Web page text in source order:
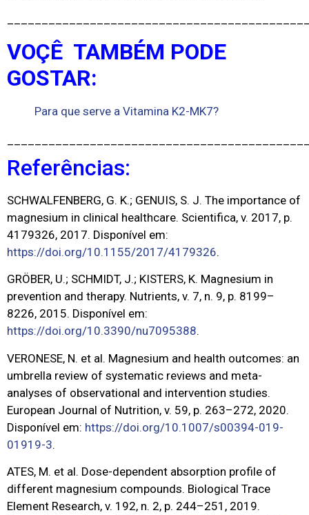
VOÇÊ TAMBÉM PODE
GOSTAR:
Para que serve a Vitamina K2-MK7?
Referências:
SCHWALFENBERG, G. K.; GENUIS, S. J. The importance of
magnesium in clinical healthcare. Scientifica, v. 2017, p.
4179326, 2017. Disponível em:
https://doi.org/10.1155/2017/4179326.
GRÖBER, U.; SCHMIDT, J.; KISTERS, K. Magnesium in
prevention and therapy. Nutrients, v. 7, n. 9, p. 8199–
8226, 2015. Disponível em:
https://doi.org/10.3390/nu7095388.
VERONESE, N. et al. Magnesium and health outcomes: an
umbrella review of systematic reviews and meta-
analyses of observational and intervention studies.
European Journal of Nutrition, v. 59, p. 263–272, 2020.
Disponível em: https://doi.org/10.1007/s00394-019-
01919-3.
ATES, M. et al. Dose-dependent absorption profile of
different magnesium compounds. Biological Trace
Element Research, v. 192, n. 2, p. 244–251, 2019.